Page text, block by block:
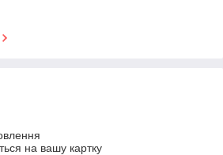
на вашу картку